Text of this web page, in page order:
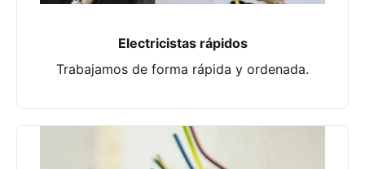
Electricistas rápidos
Trabajamos de forma rápida y ordenada.